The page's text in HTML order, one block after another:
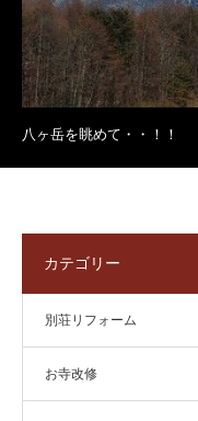
八ヶ岳を眺めて・・！！
カテゴリー
別荘リフォーム
お寺改修